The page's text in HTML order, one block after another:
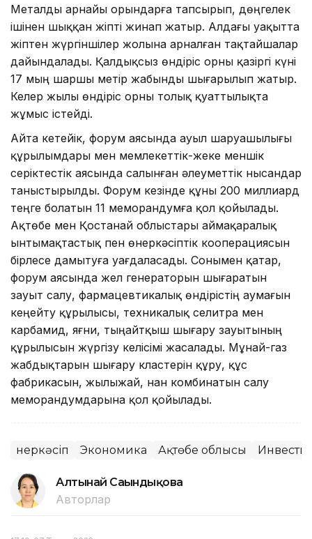
Металды арнайы орындарға тапсырып, дөңгелек
ішінен шыққан жіпті жинап жатыр. Алдағы уақытта
жіптен жүргіншілер жолына арналған тақтайшалар
дайындалады. Қалдықсыз өндіріс орны қазіргі күні
17 мың шаршы метір жабынды шығарылып жатыр.
Келер жылы өндіріс орны толық қуаттылықта
жұмыс істейді.
Айта кетейік, форум аясында ауыл шаруашылығы
құрылымдары мен мемлекеттік-жеке меншік
серіктестік аясында салынған әлеуметтік нысандар
таныстырылды. Форум кезінде құны 200 миллиард
теңге болатын 11 меморандумға қол қойылады.
Ақтөбе мен Қостанай облыстары аймақаралық
ынтымақтастық пен өнеркәсіптік кооперациясын
бірлесе дамытуға уағдаласады. Сонымен қатар,
форум аясында жел генераторын шығаратын
зауыт салу, фармацевтикалық өндірістің аумағын
кеңейту құрылысы, техникалық селитра мен
карбамид, яғни, тыңайтқыш шығару зауытының
құрылысын жүргізу келісімі жасалады. Мұнай-газ
жабдықтарын шығару кластерін құру, құс
фабрикасын, жылыжай, нан комбинатын салу
меморандумдарына қол қойылады.
Өнеркәсіп Экономика Ақтөбе облысы
Алтынай Сағындықова
Авторлар